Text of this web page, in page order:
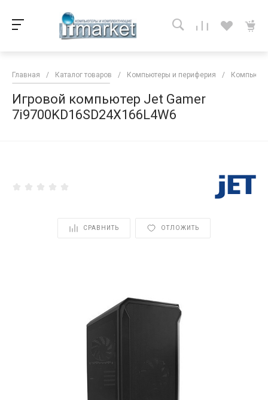
Главная / Каталог товаров / Компьютеры и периферия /
Игровой компьютер Jet Gamer
7i9700KD16SD24X166L4W6
СРАВНИТЬ ОТЛОЖИТЬ